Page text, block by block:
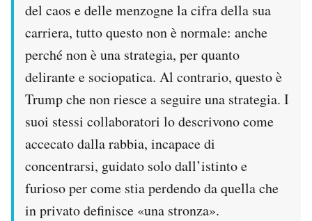
del caos e delle menzogne la cifra della sua
carriera, tutto questo non è normale: anche
perché non è una strategia, per quanto
delirante e sociopatica. Al contrario, questo è
Trump che non riesce a seguire una strategia. I
suoi stessi collaboratori lo descrivono come
accecato dalla rabbia, incapace di
concentrarsi, guidato solo dall’istinto e
furioso per come stia perdendo da quella che
in privato definisce «una stronza».